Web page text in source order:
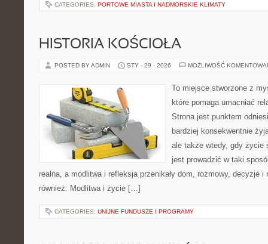
CATEGORIES: PORTOWE MIASTA I NADMORSKIE KLIMATY
HISTORIA KOŚCIOŁA
POSTED BY ADMIN STY - 29 - 2026 MOŻLIWOŚĆ
To miejsce stworzone z
które pomaga umacniać
Strona jest punktem
bardziej konsekwentnie
ale także wtedy, gdy życie
jest prowadzić w taki
realna, a modlitwa i refleksja przenikały dom, rozmowy, decyzje
również: Modlitwa i życie […]
CATEGORIES: UNIJNE FUNDUSZE I PROGRAMY